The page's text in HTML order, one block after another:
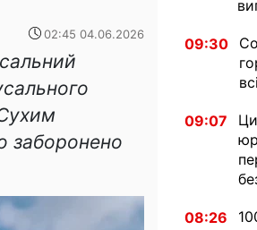
02:45 04.06.2026
заборонено
09:30
09:07
08:26